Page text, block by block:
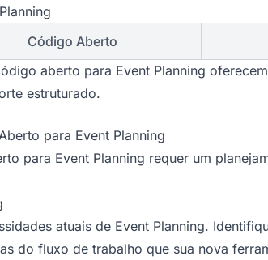
Código Aberto
aberto para Event Planning
estruturado.
para Event Planning
para Event Planning requer um
atuais de Event Planning.
do fluxo de trabalho que sua nova